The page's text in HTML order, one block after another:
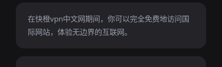
在快橙vpn中文网期间，你可以完全免费地访问国
际网站，体验无边界的互联网。